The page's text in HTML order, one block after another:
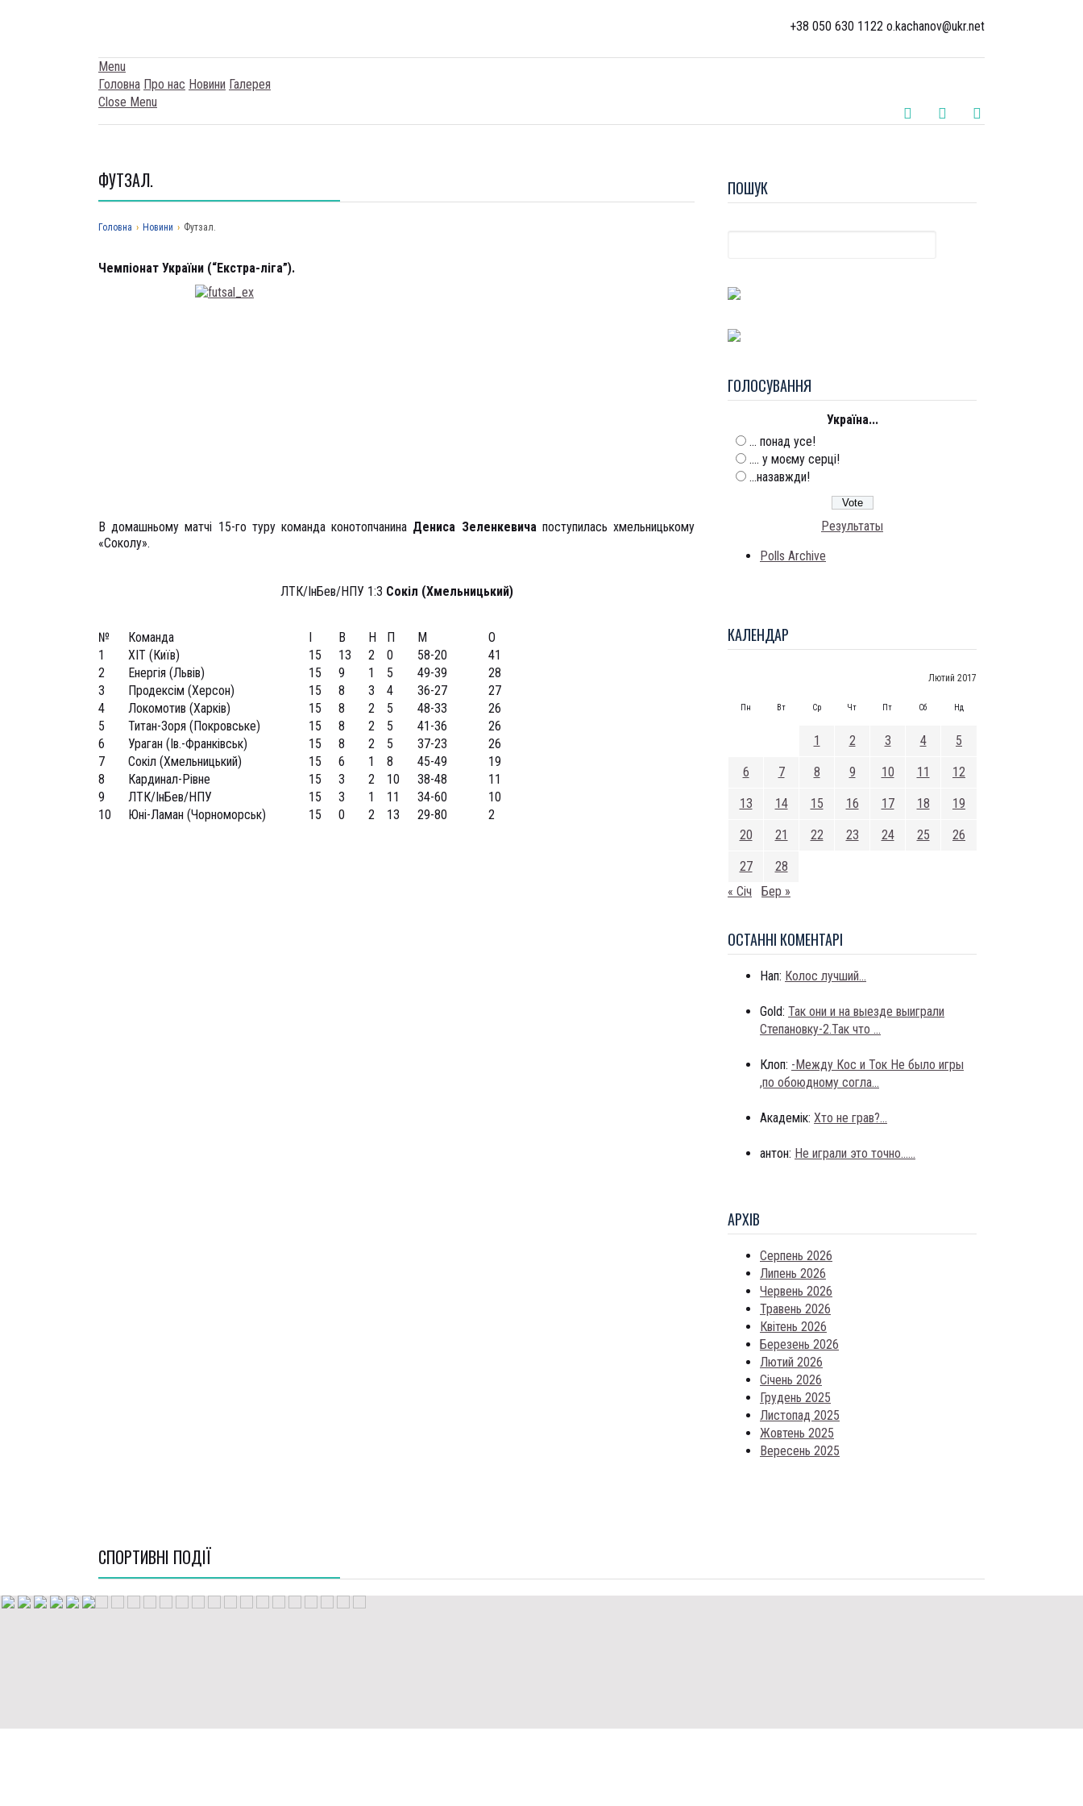
+38 050 630 1122 o.kachanov@ukr.net
Menu
Головна Про нас Новини Галерея
Close Menu
ПОШУК
ГОЛОСУВАННЯ
Україна...
... понад усе!
.... у моєму серці!
...назавжди!
Результаты
Polls Archive
КАЛЕНДАР
Лютий 2017
Пн Вт Ср Чт Пт Сб Нд
1 2 3 4 5
6 7 8 9 10 11 12
13 14 15 16 17 18 19
20 21 22 23 24 25 26
27
28
« Січ
Бер »
ОСТАННI КОМЕНТАРI
Нап: Колос лучший...
Gold: Так они и на выезде выиграли
Степановку-2.Так что ...
Клоп: -Между Кос и Ток Не было игры
,по обоюдному согла...
Академік: Хто не грав?...
антон: Не играли это точно......
АРХIВ
Серпень 2026
Липень 2026
Червень 2026
Травень 2026
Квітень 2026
Березень 2026
Лютий 2026
Січень 2026
Грудень 2025
Листопад 2025
Жовтень 2025
Вересень 2025
ФУТЗАЛ.
Головна › Новини › Футзал.
Чемпіонат України (“Екстра-ліга”).
В домашньому матчі 15-го туру команда конотопчанина Дениса Зеленкевича поступилась хмельницькому
«Соколу».
ЛТК/ІнБев/НПУ 1:3 Сокіл (Хмельницький)
№ Команда І В Н П М
О
1
ХІТ (Київ) 15 13 2 0 58-20
41
2
Енергія (Львів) 15 9 1 5 49-39
28
3
Продексім (Херсон) 15 8 3 4 36-27
27
4
Локомотив (Харків) 15 8 2 5 48-33
26
5
Титан-Зоря (Покровське) 15 8 2 5 41-36
26
6
Ураган (Ів.-Франківськ) 15 8 2 5 37-23
26
7
Сокіл (Хмельницький) 15 6 1 8 45-49
19
8
Кардинал-Рівне 15 3 2 10 38-48
11
9
ЛТК/ІнБев/НПУ 15 3 1 11 34-60
10
10
Юні-Ламан (Чорноморськ) 15 0 2 13 29-80 2
СПОРТИВНI ПОДІЇ